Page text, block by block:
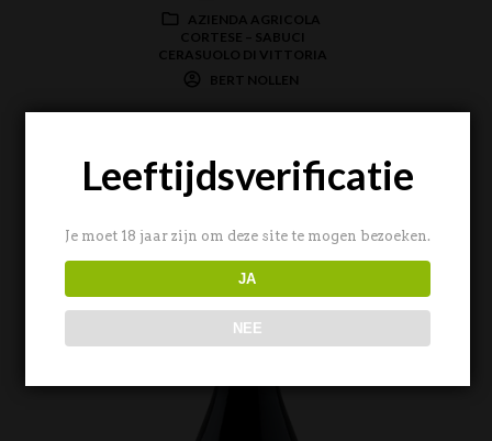
AZIENDA AGRICOLA
CORTESE – SABUCI
CERASUOLO DI VITTORIA
BERT NOLLEN
Leeftijdsverificatie
Je moet 18 jaar zijn om deze site te mogen bezoeken.
JA
NEE